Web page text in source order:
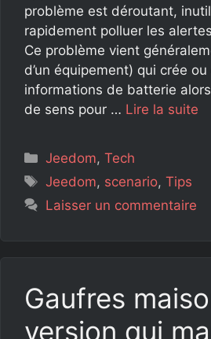
problème est déroutant,
rapidement polluer les
Ce problème vient
d’un équipement) qui crée
informations de batterie alors
de sens pour … Lire la suite
Catégories
Jeedom,Tech
Étiquettes
Jeedom, scenario,Tips
Laisser un commentaire
Gaufres
version qui